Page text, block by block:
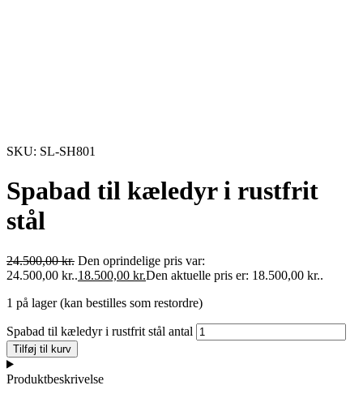
SKU: SL-SH801
Spabad til kæledyr i rustfrit
stål
24.500,00kr. Den oprindelige pris var:
24.500,00 kr..18.500,00 kr.Den aktuelle pris er: 18.500,00 kr..
1 på lager (kan bestilles som restordre)
Spabad til kæledyr i rustfrit stål antal
Tilføj til kurv
Produktbeskrivelse